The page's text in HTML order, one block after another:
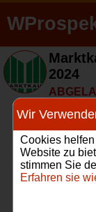
2024
Wir
Cookies
Website zu
stimmen Sie
Erfahren sie